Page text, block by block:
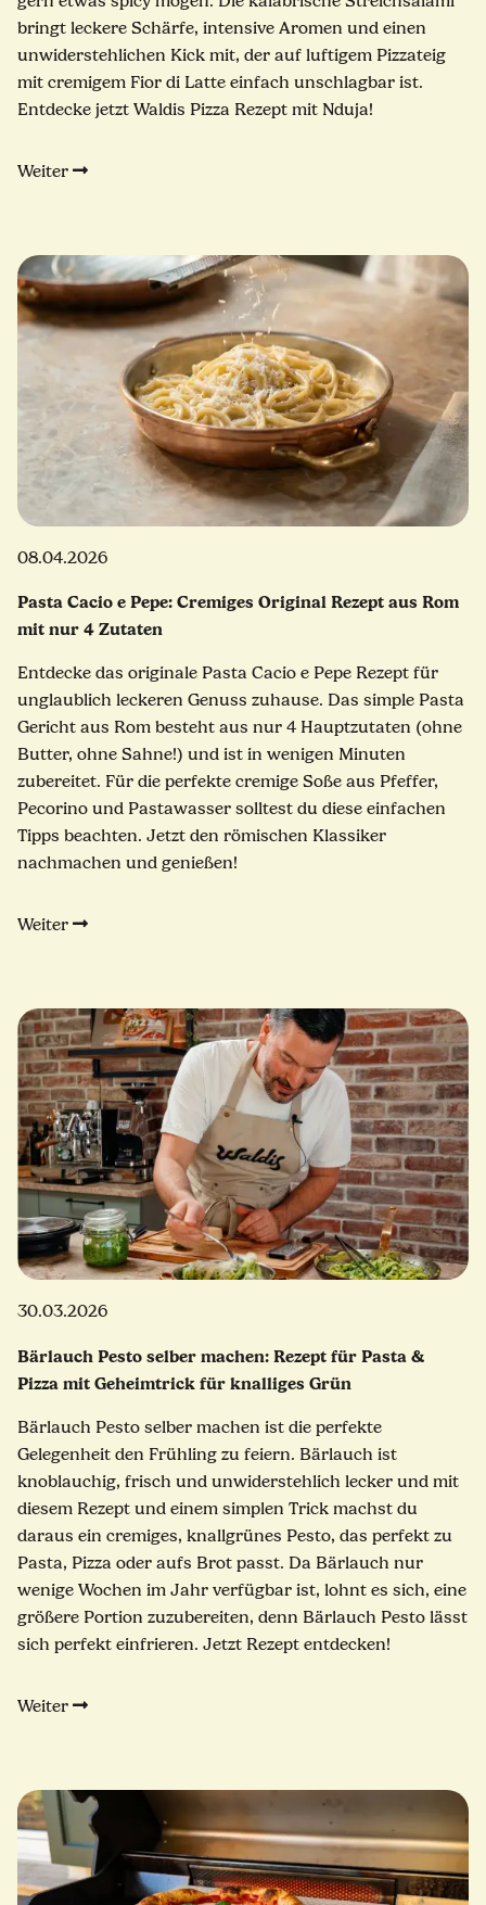
bringt leckere Schärfe, intensive Aromen und einen
unwiderstehlichen Kick mit, der auf luftigem Pizzateig
mit cremigem Fior di Latte einfach unschlagbar ist.
Entdecke jetzt Waldis Pizza Rezept mit Nduja!
Weiter
08.04.2026
Pasta Cacio e Pepe: Cremiges Original Rezept aus Rom
mit nur 4 Zutaten
Entdecke das originale Pasta Cacio e Pepe Rezept für
unglaublich leckeren Genuss zuhause. Das simple Pasta
Gericht aus Rom besteht aus nur 4 Hauptzutaten (ohne
Butter, ohne Sahne!) und ist in wenigen Minuten
zubereitet. Für die perfekte cremige Soße aus Pfeffer,
Pecorino und Pastawasser solltest du diese einfachen
Tipps beachten. Jetzt den römischen Klassiker
nachmachen und genießen!
Weiter
30.03.2026
Bärlauch Pesto selber machen: Rezept für Pasta &
Pizza mit Geheimtrick für knalliges Grün
Bärlauch Pesto selber machen ist die perfekte
Gelegenheit den Frühling zu feiern. Bärlauch ist
knoblauchig, frisch und unwiderstehlich lecker und mit
diesem Rezept und einem simplen Trick machst du
daraus ein cremiges, knallgrünes Pesto, das perfekt zu
Pasta, Pizza oder aufs Brot passt. Da Bärlauch nur
wenige Wochen im Jahr verfügbar ist, lohnt es sich, eine
größere Portion zuzubereiten, denn Bärlauch Pesto lässt
sich perfekt einfrieren. Jetzt Rezept entdecken!
Weiter